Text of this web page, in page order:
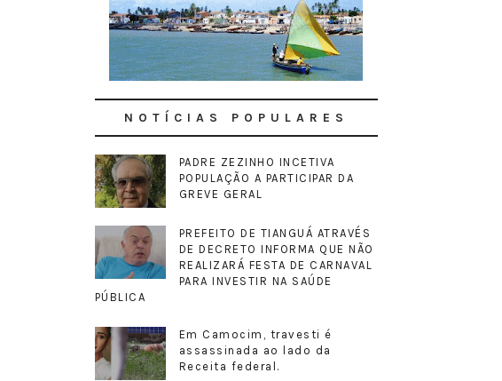
NOTÍCIAS POPULARES
PADRE ZEZINHO INCETIVA
POPULAÇÃO A PARTICIPAR DA
GREVE GERAL
PREFEITO DE TIANGUÁ ATRAVÉS
DE DECRETO INFORMA QUE NÃO
REALIZARÁ FESTA DE CARNAVAL
PARA INVESTIR NA SAÚDE
PÚBLICA
Em Camocim, travesti é
assassinada ao lado da
Receita federal.